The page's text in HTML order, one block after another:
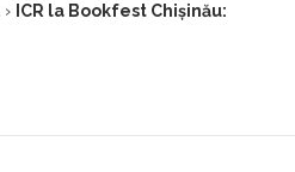
› ICR la Bookfest Chișinău: